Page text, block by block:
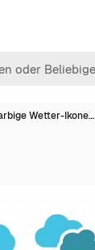
Wetter-Ikone…